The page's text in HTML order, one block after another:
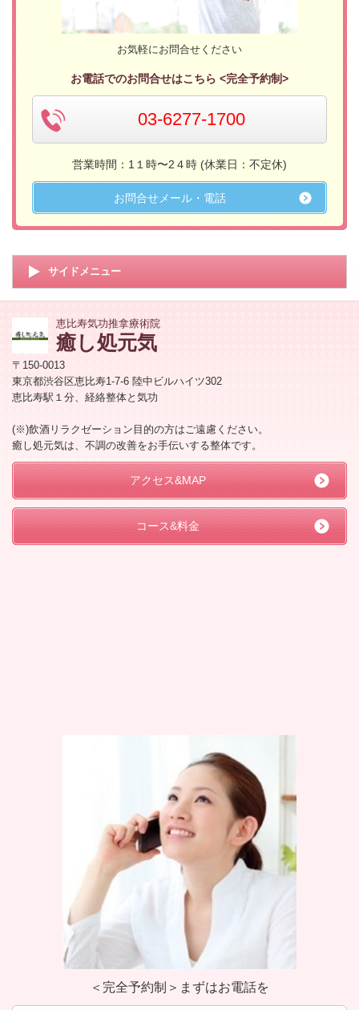
お気軽にお問合せください
お電話でのお問合せはこちら <完全予約制>
03-6277-1700
営業時間：1１時〜2４時 (休業日：不定休)
お問合せメール・電話
サイドメニュー
恵比寿気功推拿療術院
癒し処元気
〒150-0013
東京都渋谷区恵比寿1-7-6 陸中ビルハイツ302
恵比寿駅１分、経絡整体と気功
(※)飲酒リラクゼーション目的の方はご遠慮ください。
癒し処元気は、不調の改善をお手伝いする整体です。
アクセス&MAP
コース&料金
＜完全予約制＞まずはお電話を